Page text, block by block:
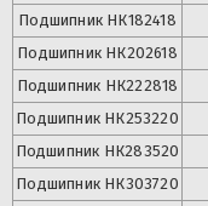
Подшипник НК182418
Подшипник НК202618
Подшипник НК222818
Подшипник НК253220
Подшипник НК283520
Подшипник НК303720